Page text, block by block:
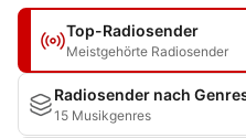
Top-Radiosender
Meistgehörte Radiosender
Radiosender nach
15 Musikgenres